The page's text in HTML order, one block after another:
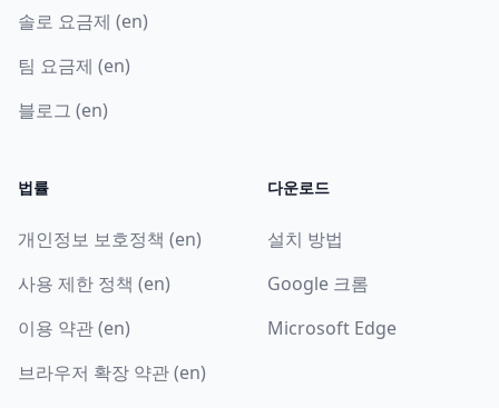
솔로 요금제 (en)
팀 요금제 (en)
블로그 (en)
법률
개인정보 보호정책 (en)
사용 제한 정책 (en)
이용 약관 (en)
브라우저 확장 약관 (en)
다운로드
설치 방법
Google 크롬
Microsoft Edge